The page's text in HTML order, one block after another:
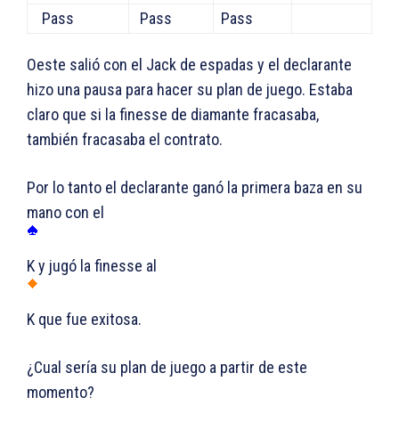
Pass Pass Pass
Oeste salió con el Jack de espadas y el declarante
hizo una pausa para hacer su plan de juego. Estaba
claro que si la finesse de diamante fracasaba,
también fracasaba el contrato.
Por lo tanto el declarante ganó la primera baza en su
mano con el
K y jugó la finesse al
K que fue exitosa.
¿Cual sería su plan de juego a partir de este
momento?